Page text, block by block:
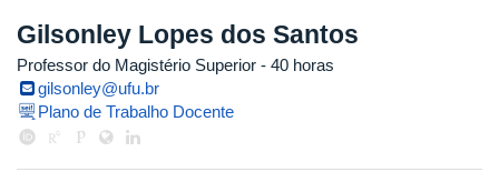
Gilsonley Lopes dos Santos
Professor do Magistério Superior - 40 horas
gilsonley@ufu.br
Plano de Trabalho Docente